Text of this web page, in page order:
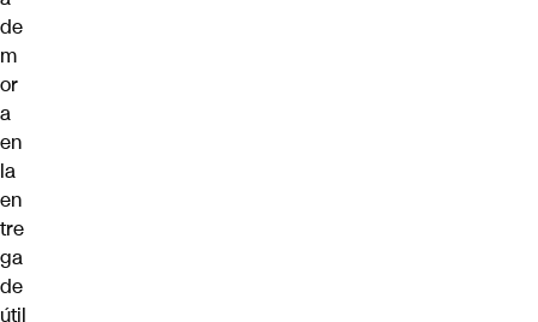
de
m
or
a
en
la
en
tre
ga
de
útil